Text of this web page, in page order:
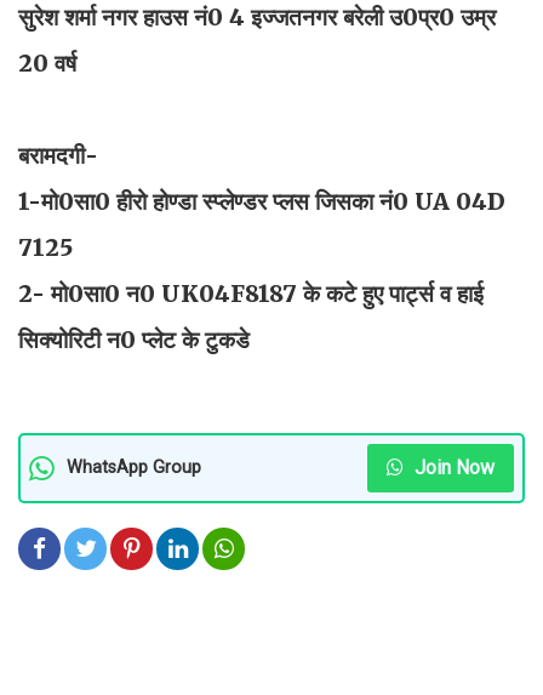
सुरेश शर्मा नगर हाउस नं0 4 इज्जतनगर बरेली उ0प्र0 उम्र
20 वर्ष
बरामदगी-
1-मो0सा0 हीरो होण्डा स्प्लेण्डर प्लस जिसका नं0 UA 04D
7125
2- मो0सा0 न0 UK04F8187 के कटे हुए पार्ट्स व हाई
सिक्योरिटी न0 प्लेट के टुकडे
WhatsApp Group Join Now